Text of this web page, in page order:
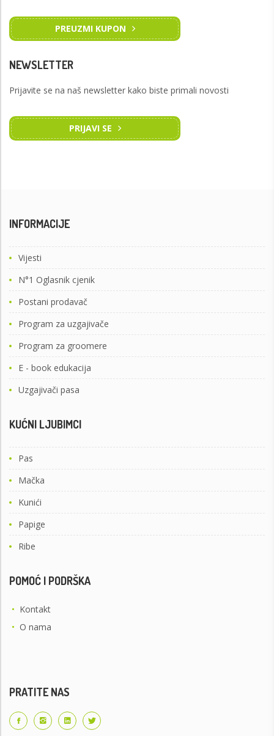
PREUZMI KUPON
NEWSLETTER
Prijavite se na naš newsletter kako biste primali novosti
PRIJAVI SE
INFORMACIJE
Vijesti
N°1 Oglasnik cjenik
Postani prodavač
Program za uzgajivače
Program za groomere
E - book edukacija
Uzgajivači pasa
KUĆNI LJUBIMCI
Pas
Mačka
Kunići
Papige
Ribe
POMOĆ I PODRŠKA
• Kontakt
• O nama
PRATITE NAS